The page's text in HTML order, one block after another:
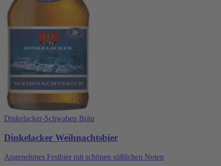
Dinkelacker-Schwaben Bräu
Dinkelacker Weihnachtsbier
Angenehmes Festbier mit schönen süßlichen Noten